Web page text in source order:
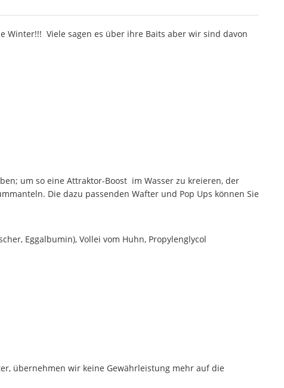
Winter!!! Viele sagen es über ihre Baits aber wir sind davon
um so eine Attraktor-Boost im Wasser zu kreieren, der
Die dazu passenden Wafter und Pop Ups können Sie
Eggalbumin), Vollei vom Huhn, Propylenglycol
übernehmen wir keine Gewährleistung mehr auf die